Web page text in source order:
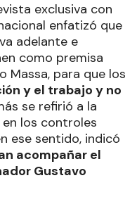
exclusiva con
enfatizó que
adelante e
como premisa
Massa, para que los
y el trabajo y no
se refirió a la
los controles
ese sentido, indicó
acompañar el
Gustavo